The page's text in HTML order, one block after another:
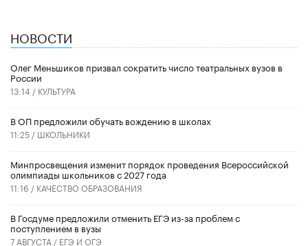
НОВОСТИ
Олег Меньшиков призвал сократить число театральных вузов в
России
13:14 / КУЛЬТУРА
В ОП предложили обучать вождению в школах
11:25 / ШКОЛЬНИКИ
Минпросвещения изменит порядок проведения Всероссийской
олимпиады школьников с 2027 года
11:16 / КАЧЕСТВО ОБРАЗОВАНИЯ
В Госдуме предложили отменить ЕГЭ из-за проблем с
поступлением в вузы
7 АВГУСТА / ЕГЭ И ОГЭ